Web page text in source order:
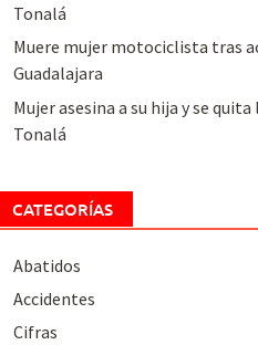
Tonalá
Muere mujer motociclista tras
Guadalajara
Mujer asesina a su hija y se quita
Tonalá
CATEGORÍAS
Abatidos
Accidentes
Cifras